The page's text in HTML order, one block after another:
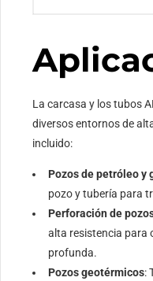
La carcasa y los tubos
diversos entornos de
incluido:
Pozos de petróleo y
pozo y tubería para
Perforación de
alta resistencia para
profunda.
Pozos geotérmicos: